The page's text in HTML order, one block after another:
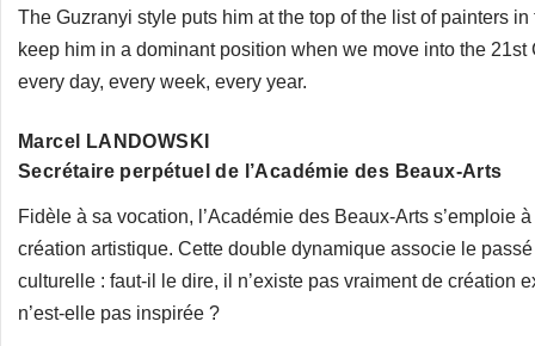
The Guzranyi style puts him at the top of the list of painters
keep him in a dominant position when we move into the
every day, every week, every year.
Marcel LANDOWSKI
Secrétaire perpétuel de l’Académie des Beaux-Arts
Fidèle à sa vocation, l’Académie des Beaux-Arts s’emploie
création artistique. Cette double dynamique associe le
culturelle : faut-il le dire, il n’existe pas vraiment de
n’est-elle pas inspirée ?